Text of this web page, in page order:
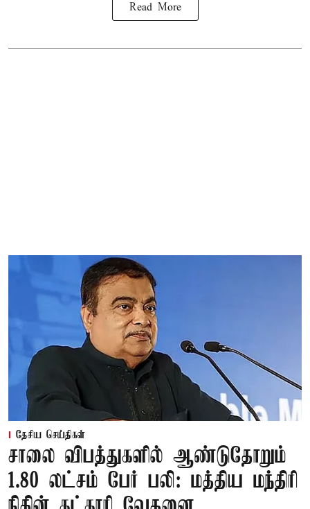
Read More
தேசிய செய்திகள்
சாலை விபத்துகளில் ஆண்டுதோறும்
1.80 லட்சம் பேர் பலி: மத்திய மந்திரி